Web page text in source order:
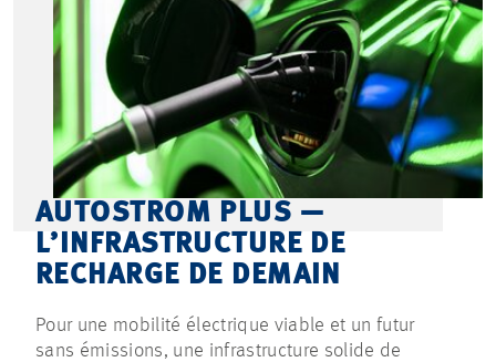
AUTOSTROM PLUS —
L’INFRASTRUCTURE DE
RECHARGE DE DEMAIN
Pour une mobilité électrique viable et un futur
sans émissions, une infrastructure solide de